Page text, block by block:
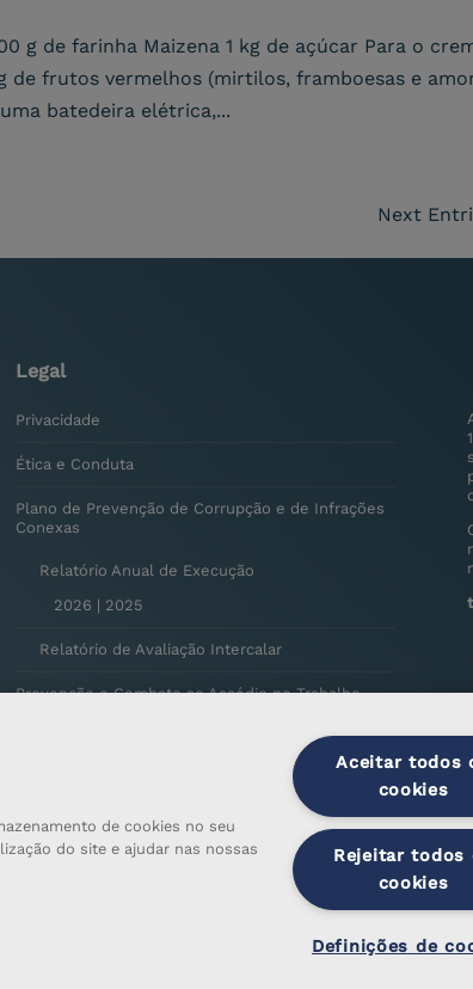
g de farinha Maizena 1 kg de açúcar Para o
de frutos vermelhos (mirtilos, framboesas e
batedeira elétrica,...
Next
Legal
Privacidade
Ética e Conduta
Plano de Prevenção de Corrupção e de Infrações
Conexas
Relatório Anual de Execução
2026 | 2025
Relatório de Avaliação Intercalar
Prevenção e Combate ao Assédio no Trabalho
Utilização de Computador, Software e Internet
Política de Inteligência Artificial
de cookies no seu
do site e ajudar nas nossas
Aceitar todos
cookies
Rejeitar todos
cookies
Definições de